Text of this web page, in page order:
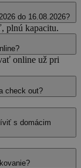
do 16.08.2026?
plnú kapacitu.
online už pri
check out?
s domácim